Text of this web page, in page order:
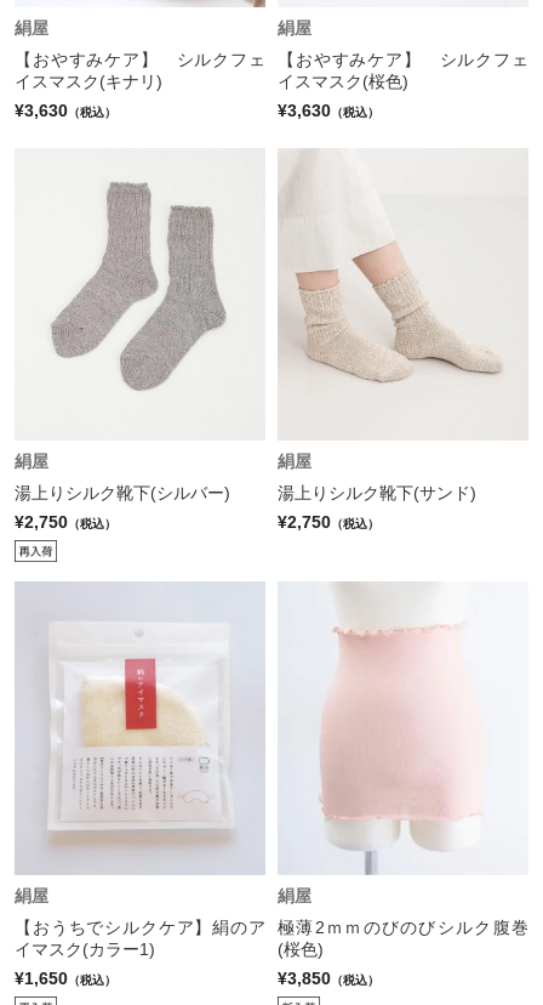
絹屋
【おやすみケア】 シルクフェ
イスマスク(キナリ)
¥3,630 （税込）
絹屋
【おやすみケア】 シルクフェ
イスマスク(桜色)
¥3,630 （税込）
絹屋
湯上りシルク靴下(シルバー)
¥2,750 （税込）
絹屋
湯上りシルク靴下(サンド)
¥2,750 （税込）
絹屋
【おうちでシルクケア】絹のア
イマスク(カラー1)
¥1,650 （税込）
絹屋
極薄2ｍｍのびのびシルク腹巻
(桜色)
¥3,850 （税込）